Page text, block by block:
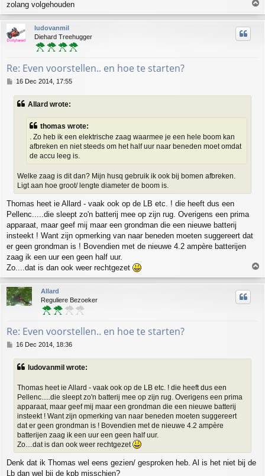
zolang volgehouden
o
p
ludovanmil
Diehard Treehugger
Re: Even voorstellen.. en hoe te starten?
P
s
16 Dec 2014, 17:55
Allard wrote:
thomas wrote:
. Zo heb ik een elektrische zaag waarmee je een hele boom kan
afbreken en niet steeds om het half uur naar beneden moet omdat
de accu leeg is.
Welke zaag is dit dan? Mijn husq gebruik ik ook bij bomen afbreken.
Ligt aan hoe groot/ lengte diameter de boom is.
Thomas heet ie Allard - vaak ook op de LB etc. ! die heeft dus een
Pellenc.....die sleept zo'n batterij mee op zijn rug. Overigens een prima
apparaat, maar geef mij maar een grondman die een nieuwe batterij
insteekt ! Want zijn opmerking van naar beneden moeten suggereert dat
er geen grondman is ! Bovendien met de nieuwe 4.2 ampère batterijen
zaag ik een uur een geen half uur.
Zo....dat is dan ook weer rechtgezet
o
p
Allard
Reguliere Bezoeker
Re: Even voorstellen.. en hoe te starten?
P
s
16 Dec 2014, 18:36
ludovanmil wrote:
Thomas heet ie Allard - vaak ook op de LB etc. ! die heeft dus een
Pellenc.....die sleept zo'n batterij mee op zijn rug. Overigens een prima
apparaat, maar geef mij maar een grondman die een nieuwe batterij
insteekt ! Want zijn opmerking van naar beneden moeten suggereert
dat er geen grondman is ! Bovendien met de nieuwe 4.2 ampère
batterijen zaag ik een uur een geen half uur.
Zo....dat is dan ook weer rechtgezet
Denk dat ik Thomas wel eens gezien/ gesproken heb. Al is het niet bij de
Lb dan wel bij de kpb misschien?